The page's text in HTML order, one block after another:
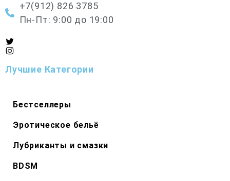
+7(912) 826 3785
Пн-Пт: 9:00 до 19:00
Лучшие Категории
Бестселлеры
Эротическое бельё
Лубриканты и смазки
BDSM